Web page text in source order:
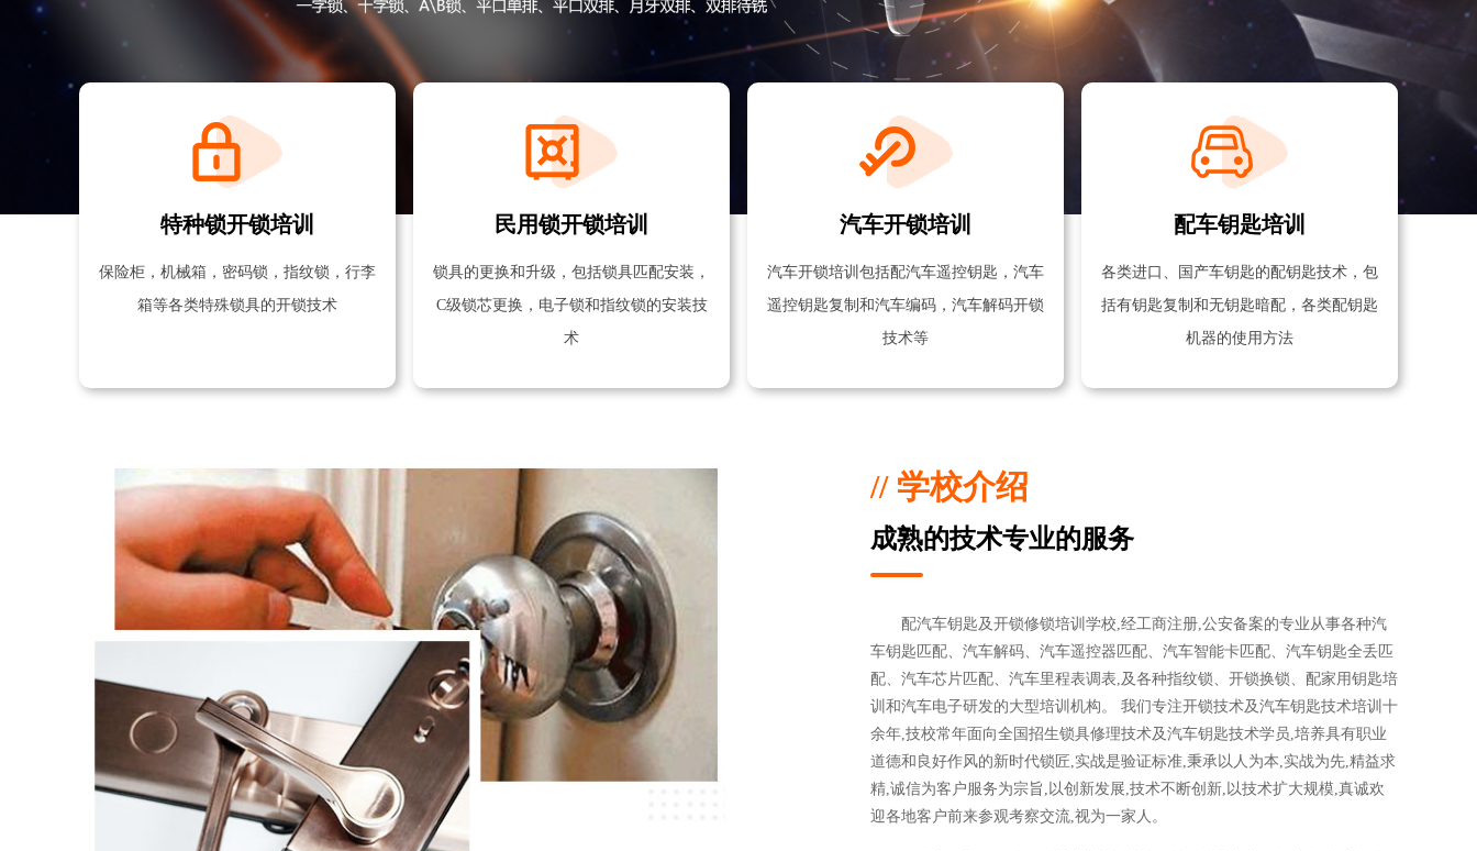
特种锁开锁培训
保险柜，机械箱，密码锁，指纹锁，行李
箱等各类特殊锁具的开锁技术
民用锁开锁培训
锁具的更换和升级，包括锁具匹配安装，
C级锁芯更换，电子锁和指纹锁的安装技
术
汽车开锁培训
汽车开锁培训包括配汽车遥控钥匙，汽车
遥控钥匙复制和汽车编码，汽车解码开锁
技术等
配车钥匙培训
各类进口、国产车钥匙的配钥匙技术，包
括有钥匙复制和无钥匙暗配，各类配钥匙
机器的使用方法
// 学校介绍
成熟的技术专业的服务
配汽车钥匙及开锁修锁培训学校,经工商注册,公安备案的专业从事各种汽
车钥匙匹配、汽车解码、汽车遥控器匹配、汽车智能卡匹配、汽车钥匙全丢匹
配、汽车芯片匹配、汽车里程表调表,及各种指纹锁、开锁换锁、配家用钥匙培
训和汽车电子研发的大型培训机构。 我们专注开锁技术及汽车钥匙技术培训十
余年,技校常年面向全国招生锁具修理技术及汽车钥匙技术学员,培养具有职业
道德和良好作风的新时代锁匠,实战是验证标准,秉承以人为本,实战为先,精益求
精,诚信为客户服务为宗旨,以创新发展,技术不断创新,以技术扩大规模,真诚欢
迎各地客户前来参观考察交流,视为一家人。